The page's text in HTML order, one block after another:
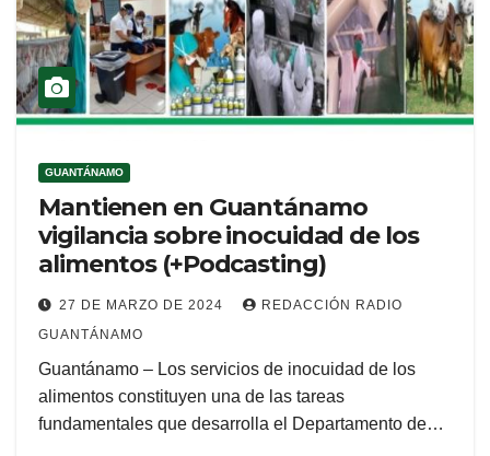
GUANTÁNAMO
Mantienen en Guantánamo
vigilancia sobre inocuidad de los
alimentos (+Podcasting)
27 DE MARZO DE 2024
REDACCIÓN RADIO
GUANTÁNAMO
Guantánamo – Los servicios de inocuidad de los
alimentos constituyen una de las tareas
fundamentales que desarrolla el Departamento de…